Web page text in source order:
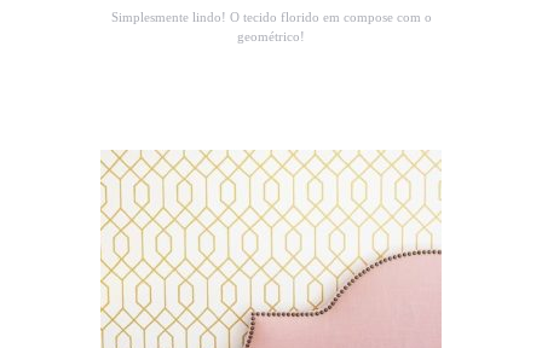
Simplesmente lindo! O tecido florido em compose com o
geométrico!